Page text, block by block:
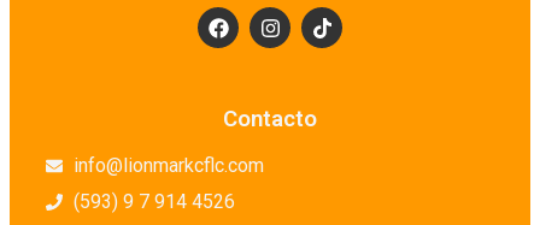
Contacto
info@lionmarkcflc.com
(593) 9 7 914 4526